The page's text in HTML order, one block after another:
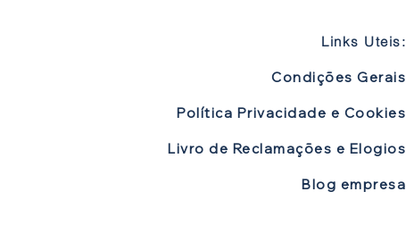
Links Uteis:
Condições Gerais
Política Privacidade e Cookies
Livro de Reclamações e Elogios
Blog empresa